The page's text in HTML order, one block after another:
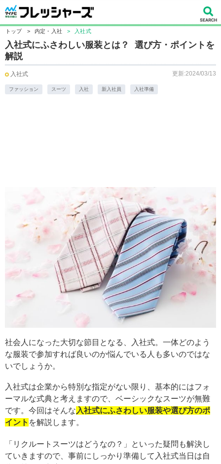
トップ > 内定・入社 > 入社式
入社式にふさわしい服装とは？ 選び方・ポイントを
解説
入社式 更新:2024/03/13
ファッション スーツ 入社 新入社員 入社準備
社会人になった大切な節目となる、入社式。一体どのよう
な服装で参加すれば良いのか悩んでいる人も多いのではな
いでしょうか。
入社式は企業から特別な指定がない限り、基本的にはフォ
ーマルな式典と考えますので、ベーシックなスーツが無難
です。今回はそんな 入社式にふさわしい服装や選び方のポ
イント を解説します。
「リクルートスーツはどうなの？」といった疑問も解決し
ていきますので、事前にしっかり準備して入社式当日は自